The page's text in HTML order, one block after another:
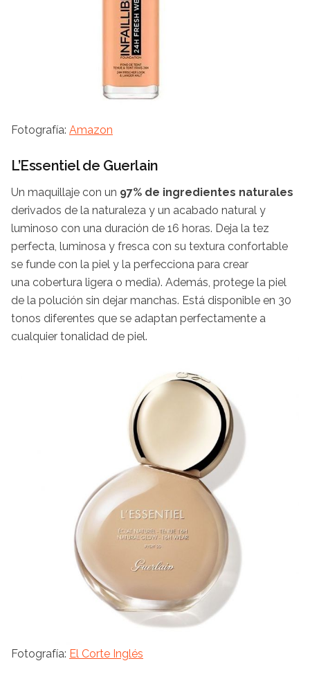
Fotografía: Amazon
L’Essentiel de Guerlain
Un maquillaje con un 97% de ingredientes naturales
derivados de la naturaleza y un acabado natural y
luminoso con una duración de 16 horas. Deja la tez
perfecta, luminosa y fresca con su textura confortable
se funde con la piel y la perfecciona para crear
una cobertura ligera o media). Además, protege la piel
de la polución sin dejar manchas. Está disponible en 30
tonos diferentes que se adaptan perfectamente a
cualquier tonalidad de piel.
Fotografía: El Corte Inglés